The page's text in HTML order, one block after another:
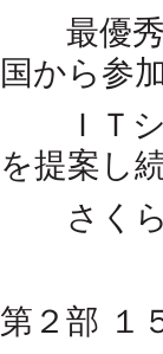
最優秀
国から参
ＩＴシ
を提案し
さくら
第２部 １